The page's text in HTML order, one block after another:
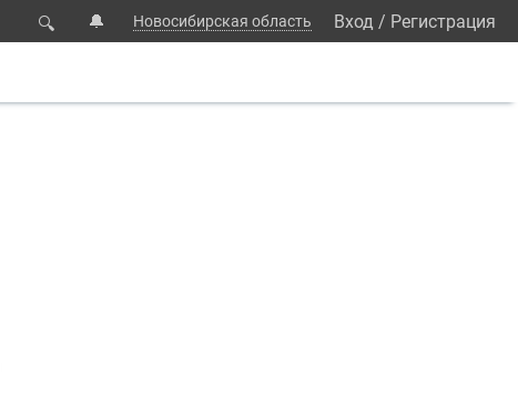
🔍 🔔 Новосибирская область Вход / Регистрация